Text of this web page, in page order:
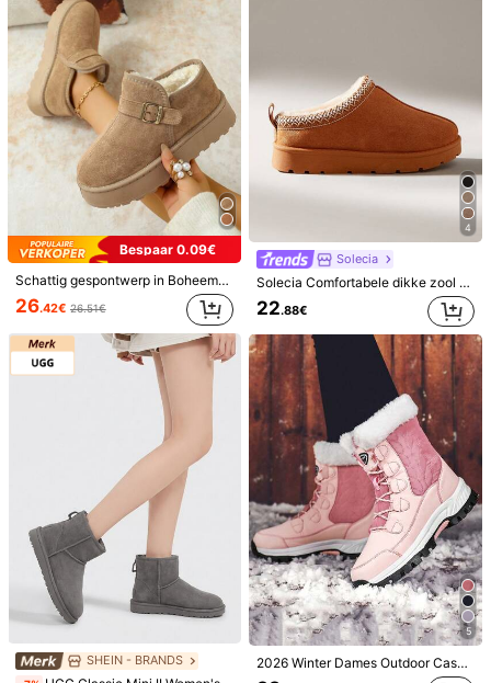
EUR37.5 (CN38) EUR38
Hoev.:
Verzenden naar Netherlands
Gratis verzending
Geschatte levertijd:4-9 werkdagen
30-daagse gratis retournering
Onderhevig aan eerlijk gebruiksbeleid
Veilige betalingen · Privacybescherming
Verkocht en verzonden door professionele handelaar:
ASDSAFD
Informatie en verplichtingen van de verkoper
klik hier om deze verkoper en/of product te rapporteren.
Bekijk meer
Veiligheidsinformatie en contactgegevens
ASDSAFD
4.03 86 Volgers
4.03 86 Volgers
4.03 86 Volgers
Bespaar 0.09€
Schattig gespontwerp in Boheemse stijl, nieuw modieus explosiemodel damessneeuwlaarzen in grote maten, zachte pantoffels voor buiten en binnen in de herfst/winter, dikke zool, warme, bonten laarzen met een cross-border effect
26.42€ 26.51€
SHEIN - BRANDS
4
Solecia
Solecia Comfortabele dikke zool bruine damessneeuwlaarzen, thermische voering van imitatiesuède, geweven afwerking, warme thermische pantoffels voor binnen en buiten
22.88€
5
2026 Winter Dames Outdoor Casual Veelzijdige Sportlaarzen Patchwork Vetersluiting Hoge Schacht Warme Sneeuwlaarzen Halfhoge Winterschoenen Maat 36-42